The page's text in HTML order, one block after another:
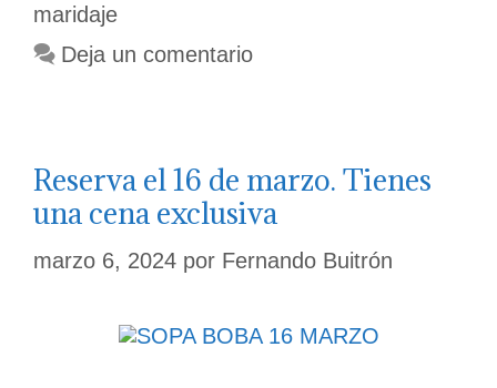
maridaje
Deja un comentario
Reserva el 16 de marzo. Tienes
una cena exclusiva
marzo 6, 2024 por Fernando Buitrón